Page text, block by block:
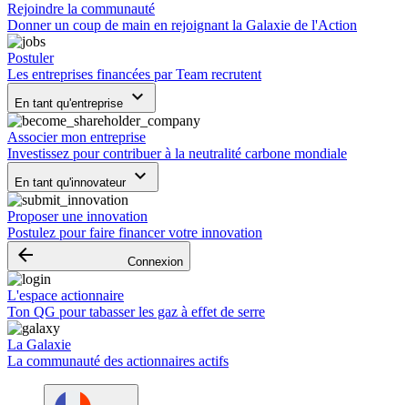
Rejoindre la communauté
Donner un coup de main en rejoignant la Galaxie de l'Action
Postuler
Les entreprises financées par Team recrutent
En tant qu'entreprise keyboard_arrow_down
Associer mon entreprise
Investissez pour contribuer à la neutralité carbone mondiale
En tant qu'innovateur keyboard_arrow_down
Proposer une innovation
Postulez pour faire financer votre innovation
arrow_backward Connexion
L'espace actionnaire
Ton QG pour tabasser les gaz à effet de serre
La Galaxie
La communauté des actionnaires actifs